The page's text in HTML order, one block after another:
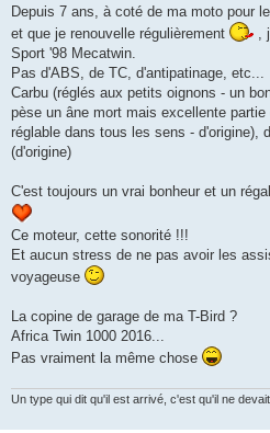
s
s
a
e
Depuis 7 ans, à coté de ma moto pour
et que je renouvelle régulièrement
,
Sport '98 Mecatwin.
Pas d'ABS, de TC, d'antipatinage, etc...
Carbu (réglés aux petits oignons - un
pèse un âne mort mais excellente
réglable dans tous les sens - d'origine),
(d'origine)
C'est toujours un vrai bonheur et un
Ce moteur, cette sonorité !!!
Et aucun stress de ne pas avoir les
voyageuse
La copine de garage de ma T-Bird ?
Africa Twin 1000 2016...
Pas vraiment la même chose
Un type qui dit qu'il est arrivé, c'est qu'il ne devait